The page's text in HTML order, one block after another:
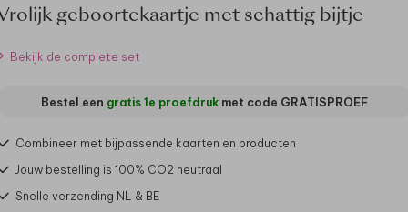
geboortekaartje met schattig bijtje
Bekijk de complete set
Bestel een gratis 1e proefdrukmet code GRATISPROEF
Combineer met bijpassende kaarten en producten
Jouw bestelling is 100% CO2 neutraal
Snelle verzending NL & BE